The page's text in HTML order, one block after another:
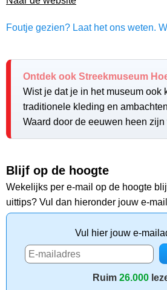
Foutje gezien? Laat het ons weten.
Ontdek ook Streekmuseum
Wist je dat je in het museum ook
traditionele kleding en
Waard door de eeuwen heen
Blijf op de hoogte
Wekelijks per e-mail op de hoogte
uittips? Vul dan hieronder jouw e-
Vul hier jouw e-
Ruim 26.000